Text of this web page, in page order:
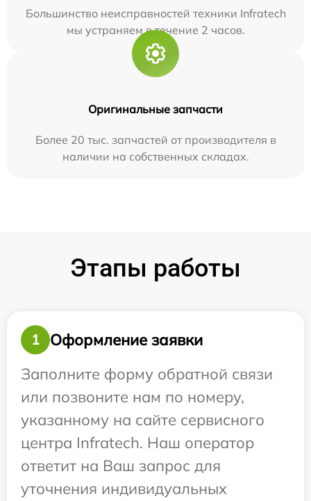
Большинство неисправностей техники Infratech
мы устраняем в течение 2 часов.
Оригинальные запчасти
Более 20 тыс. запчастей от производителя в
наличии на собственных складах.
Этапы работы
1
Оформление заявки
Заполните форму обратной связи
или позвоните нам по номеру,
указанному на сайте сервисного
центра Infratech. Наш оператор
ответит на Ваш запрос для
уточнения индивидуальных